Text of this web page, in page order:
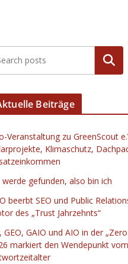
Suchen
Beiträge
Veranstaltung zu GreenScout
Klimaschutz,
werde gefunden, also bin ich
beerbt SEO und Public
des „Trust Jahrzehnts“
GEO, GAIO und AIO in der
markiert den Wendepunkt